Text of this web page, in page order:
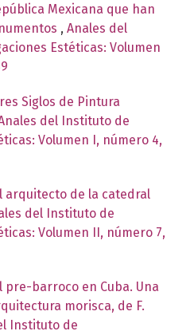
Mexicana que han
, Anales del
Estéticas: Volumen
Siglos de Pintura
del Instituto de
Volumen I, número 4,
arquitecto de la catedral
del Instituto de
Volumen II, número 7,
pre-barroco en Cuba. Una
morisca, de F.
Instituto de